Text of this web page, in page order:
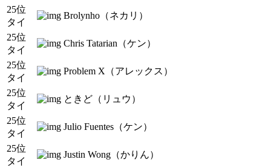
25位
タイ
Brolynho（ネカリ）
25位
タイ
Chris Tatarian（ケン）
25位
タイ
Problem X（アレックス）
25位
タイ
ときど（リュウ）
25位
タイ
Julio Fuentes（ケン）
25位
タイ
Justin Wong（かりん）